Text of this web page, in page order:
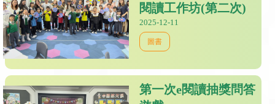
閱讀工作坊(第二次)
2025-12-11
圖書
第一次e閱讀抽獎問答